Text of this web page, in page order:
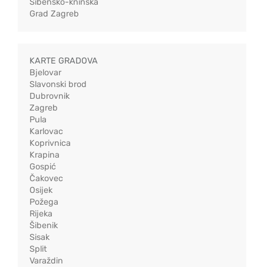
Šibensko-kninska
Grad Zagreb
KARTE GRADOVA
Bjelovar
Slavonski brod
Dubrovnik
Zagreb
Pula
Karlovac
Koprivnica
Krapina
Gospić
Čakovec
Osijek
Požega
Rijeka
Šibenik
Sisak
Split
Varaždin